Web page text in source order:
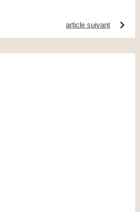
article suivant